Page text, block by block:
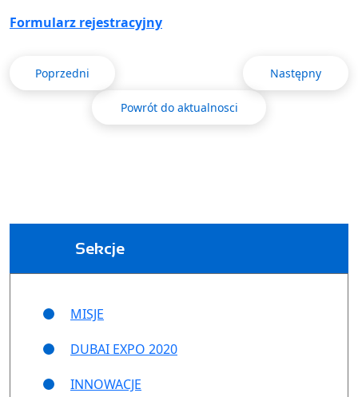
Formularz rejestracyjny
Poprzedni Następny
Powrót do aktualnosci
Sekcje
MISJE
DUBAI EXPO 2020
INNOWACJE